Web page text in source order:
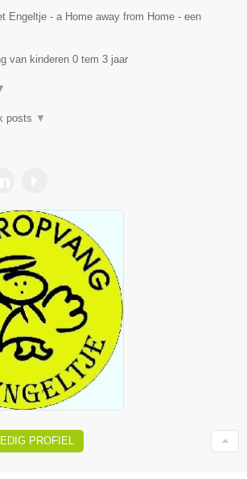
Engeltje - a Home away from Home - een
van kinderen 0 tem 3 jaar
posts ▼
PROFIEL